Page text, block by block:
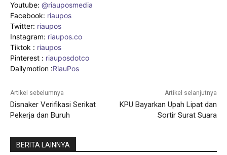
Youtube: @riauposmedia
Facebook: riaupos
Twitter: riaupos
Instagram: riaupos.co
Tiktok : riaupos
Pinterest : riauposdotco
Dailymotion :RiauPos
Artikel sebelumnya
Disnaker Verifikasi Serikat
Pekerja dan Buruh
Artikel selanjutnya
KPU Bayarkan Upah Lipat dan
Sortir Surat Suara
BERITA LAINNYA